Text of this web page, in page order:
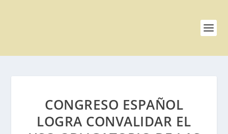
CONGRESO ESPAÑOL
LOGRA CONVALIDAR EL